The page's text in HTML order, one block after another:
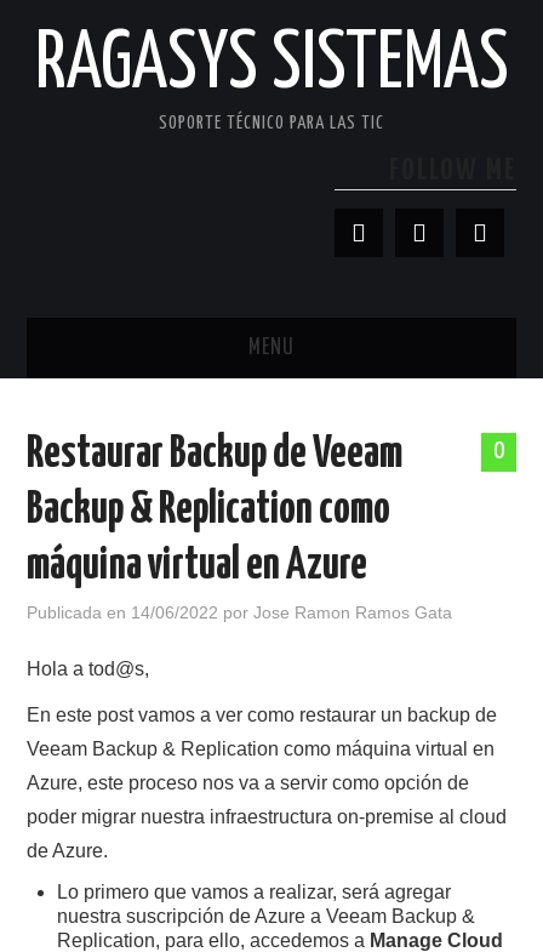
RAGASYS SISTEMAS
SOPORTE TÉCNICO PARA LAS TIC
MENU
ACERCA DE
PATROCINADORES
POLÍTICA DE PRIVACIDAD
0
Restaurar Backup de Veeam
Backup & Replication como
máquina virtual en Azure
Publicada en 14/06/2022 porJose Ramon Ramos Gata
Hola a tod@s,
En este post vamos a ver como restaurar un backup de
Veeam Backup & Replication como máquina virtual en
Azure, este proceso nos va a servir como opción de
poder migrar nuestra infraestructura on-premise al cloud
de Azure.
Lo primero que vamos a realizar, será agregar
nuestra suscripción de Azure a Veeam Backup &
Replication, para ello, accedemos a Manage Cloud